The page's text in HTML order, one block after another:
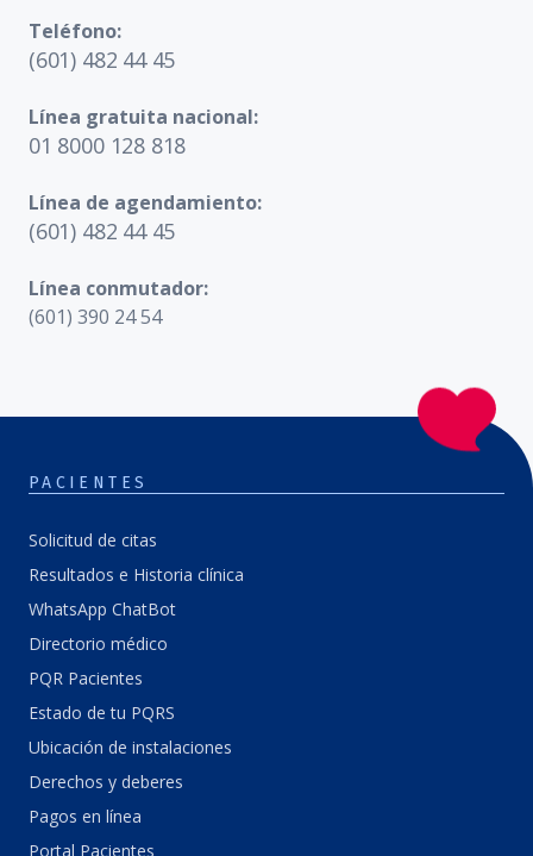
Teléfono:
(601) 482 44 45
Línea gratuita nacional:
01 8000 128 818
Línea de agendamiento:
(601) 482 44 45
Línea conmutador:
(601) 390 24 54
PACIENTES
Solicitud de citas
Resultados e Historia clínica
WhatsApp ChatBot
Directorio médico
PQR Pacientes
Estado de tu PQRS
Ubicación de instalaciones
Derechos y deberes
Pagos en línea
Portal Pacientes